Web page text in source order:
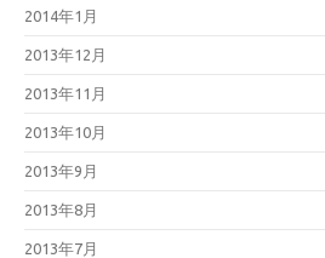
2014年1月
2013年12月
2013年11月
2013年10月
2013年9月
2013年8月
2013年7月